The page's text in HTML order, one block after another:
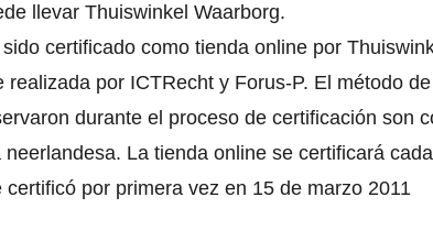
llevar Thuiswinkel Waarborg.
certificado como tienda online por
por ICTRecht y Forus-P. El método
durante el proceso de certificación son
neerlandesa. La tienda online se certificará
certificó por primera vez en 15 de marzo 2011